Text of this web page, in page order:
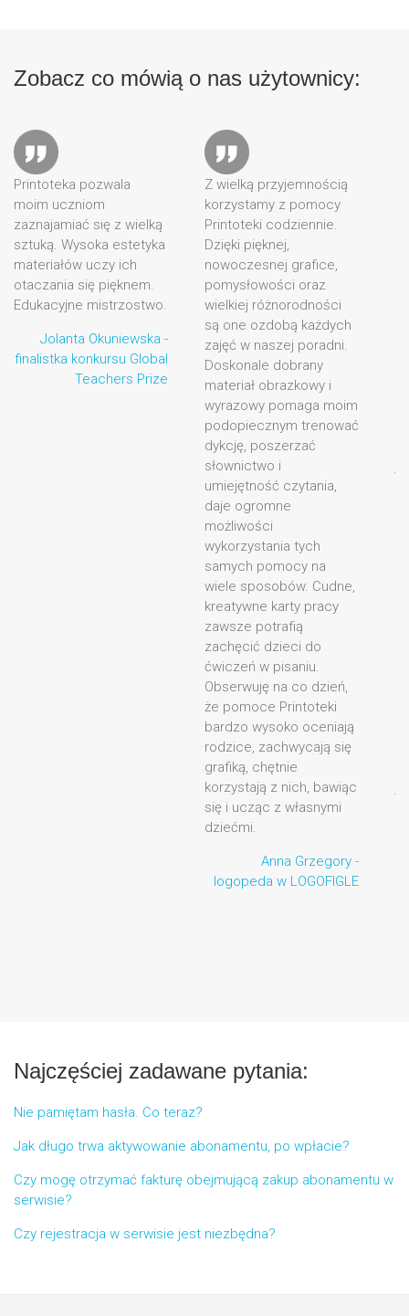
Zobacz co mówią o nas użytownicy:
pozwala
się z wielką
estetyka
uczy ich
się pięknem.
mistrzostwo.
Okuniewska -
konkursu Global
Teachers Prize
Z wielką przyjemnością
korzystamy z pomocy
Printoteki codziennie.
Dzięki pięknej,
nowoczesnej grafice,
pomysłowości oraz
wielkiej różnorodności
są one ozdobą każdych
zajęć w naszej poradni.
Doskonale dobrany
materiał obrazkowy i
wyrazowy pomaga moim
podopiecznym trenować
dykcję, poszerzać
słownictwo i
umiejętność czytania,
daje ogromne
możliwości
wykorzystania tych
samych pomocy na
wiele sposobów. Cudne,
kreatywne karty pracy
zawsze potrafią
zachęcić dzieci do
ćwiczeń w pisaniu.
Obserwuję na co dzień,
że pomoce Printoteki
bardzo wysoko oceniają
rodzice, zachwycają się
grafiką, chętnie
korzystają z nich, bawiąc
się i ucząc z własnymi
Anna Grzegory -
logopeda w LOGOFIGLE
Jestem
edukacji
podczas
czyli po
Materiały
na tej
pracy,
świetne
wysoka
stronie.
czy
Polecam
zwłaszcza
z
Najczęściej zadawane pytania:
Nie pamiętam hasła. Co teraz?
Jak długo trwa aktywowanie abonamentu, po wpłacie?
Czy mogę otrzymać fakturę obejmującą zakup abonamentu w
serwisie?
Czy rejestracja w serwisie jest niezbędna?